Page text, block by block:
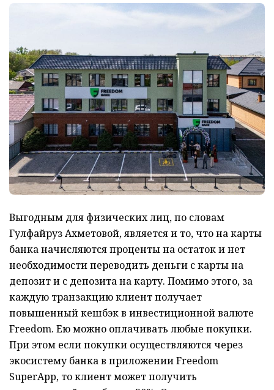
Выгодным для физических лиц, по словам
Гулфайруз Ахметовой, является и то, что на карты
банка начисляются проценты на остаток и нет
необходимости переводить деньги с карты на
депозит и с депозита на карту. Помимо этого, за
каждую транзакцию клиент получает
повышенный кешбэк в инвестиционной валюте
Freedom. Ею можно оплачивать любые покупки.
При этом если покупки осуществляются через
экосистему банка в приложении Freedom
SuperApp, то клиент может получить